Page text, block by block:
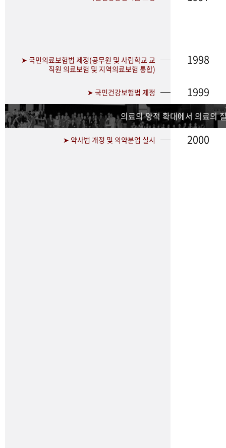
➤ 국민의료보험법 제정(공무원 및 사립학교 교
직원 의료보험 및 지역의료보험 통합)
1998
➤ 국민건강보험법 제정 1999
의료의 양적 확대에서 의료의
➤ 약사법 개정 및 의약분업 실시 2000